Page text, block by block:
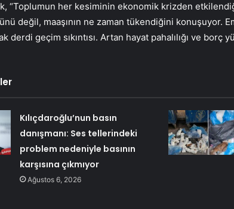
“Toplumun her kesiminin ekonomik krizden
değil, maaşının ne zaman tükendiğini konuşuyor.
derdi geçim sıkıntısı. Artan hayat pahalılığı ve borç
Kılıçdaroğlu’nun basın
danışmanı: Ses tellerindeki
problem nedeniyle basının
karşısına çıkmıyor
Ağustos 6, 2026